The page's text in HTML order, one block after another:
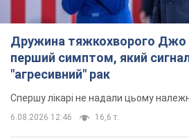
Дружина тяжкохворого Джо
перший симптом, який
"агресивний" рак
Спершу лікарі не надали цьому
6.08.2026 12:46 16,6 т.